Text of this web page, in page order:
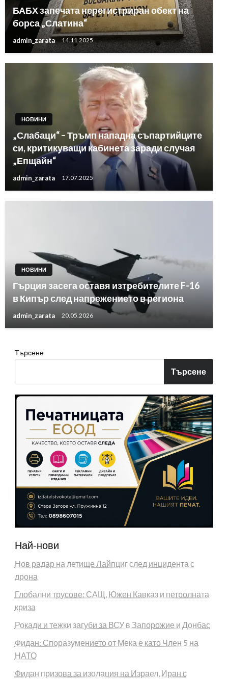
БАБХ запечата нерегистриран обект на
борса „Слатина“
admin_zarata 14.11.2025
НОВИНИ
„Слабаци“ – Тръмп нападна съпартийците
си, критикуващи кабинета заради случая
„Епщайн“
admin_zarata 17.07.2025
НОВИНИ
Гърция засега оставя изтребителите F-16
в Кипър след напрежението в региона
admin_zarata 20.05.2026
Търсене
Търсене
Най-нови
Нов радар на летище Лайпциг след инцидента с
дрона
Глобални трусове: САЩ, Южен Кавказ и петролната
криза
Рокади и тежки загуби за ВСУ в Запорожие и Донбас
Фидан: Споразумението от Мека е като Член 5 на
НАТО
Фидан призова за изолация на Израел, Иран с